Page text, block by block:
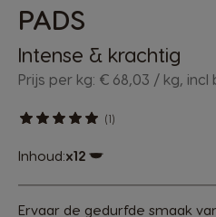
PADS
Intense & krachtig
Prijs per kg: € 68,03 / kg, incl
(1)
Inhoud:x12
Ervaar de gedurfde smaak